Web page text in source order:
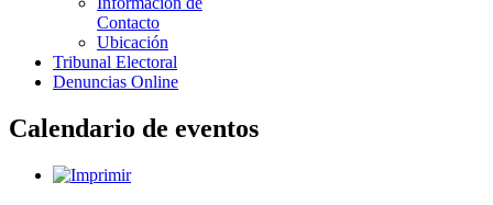
Contacto
Ubicación
Tribunal Electoral
Denuncias Online
Calendario de eventos